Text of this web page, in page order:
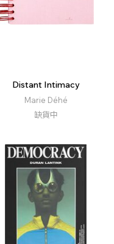
Distant Intimacy
Marie Déhé
缺貨中